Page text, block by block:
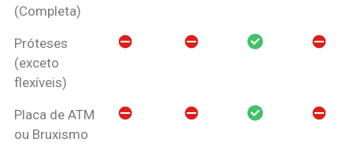
(Completa)
Próteses
(exceto
flexíveis)
Placa de ATM
ou Bruxismo